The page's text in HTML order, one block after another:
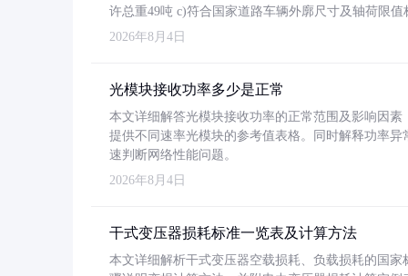
许总重49吨 c)符合国家道路车辆外廓尺寸及轴荷限值
2026年8月4日
光模块接收功率多少是正常
本文详细解答光模块接收功率的正常范围及影响因
提供不同速率光模块的参考值表格。同时解释功率
速判断网络性能问题。
2026年8月4日
干式变压器损耗标准一览表及计算方法
本文详细解析干式变压器空载损耗、负载损耗的国家